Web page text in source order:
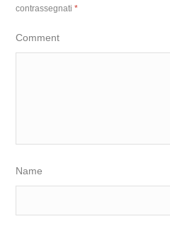
contrassegnati*
Comment
Name